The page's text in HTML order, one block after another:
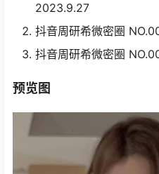
2023.9.27
抖音周研希微密圈
抖音周研希微密圈
预览图